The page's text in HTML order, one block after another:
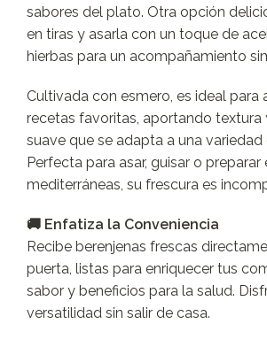
sabores del plato. Otra opción
en tiras y asarla con un toque de
hierbas para un acompañamiento
Cultivada con esmero, es ideal para
recetas favoritas, aportando textura
suave que se adapta a una variedad
Perfecta para asar, guisar o preparar
mediterráneas, su frescura es
🚚 Enfatiza la Conveniencia
Recibe berenjenas frescas
puerta, listas para enriquecer tus
sabor y beneficios para la salud.
versatilidad sin salir de casa.